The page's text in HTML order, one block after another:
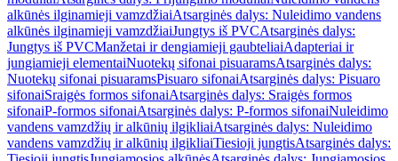
alkūnės ilginamieji vamzdžiaiAtsarginės dalys: Nuleidimo vandens
alkūnės ilginamieji vamzdžiaiJungtys iš PVCAtsarginės dalys:
Jungtys iš PVCManžetai ir dengiamieji gaubteliaiAdapteriai ir
jungiamieji elementaiNuotekų sifonai pisuaramsAtsarginės dalys:
Nuotekų sifonai pisuaramsPisuaro sifonaiAtsarginės dalys: Pisuaro
sifonaiSraigės formos sifonaiAtsarginės dalys: Sraigės formos
sifonaiP-formos sifonaiAtsarginės dalys: P-formos sifonaiNuleidimo
vandens vamzdžių ir alkūnių ilgikliaiAtsarginės dalys: Nuleidimo
vandens vamzdžių ir alkūnių ilgikliaiTiesioji jungtisAtsarginės dalys: